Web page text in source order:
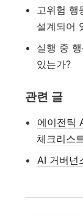
고위험 행
설계되어
실행 중
있는가?
관련 글
에이전틱
체크리스
AI 거버넌